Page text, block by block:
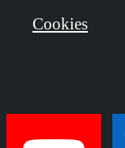
Cookies